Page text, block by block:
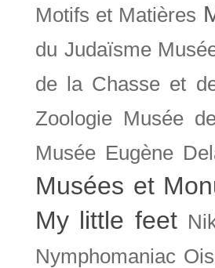
Motifs et Matières
du Judaïsme
de la Chasse et
Zoologie Musée
Musée Eugène
Musées et
My little feet
Nymphomaniac